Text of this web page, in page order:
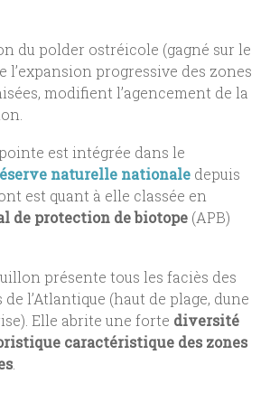
du polder ostréicole (gagné sur le
l’expansion progressive des zones
modifient l’agencement de la
est intégrée dans le
naturelle nationale depuis
est quant à elle classée en
de protection de biotope (APB)
présente tous les faciès des
l’Atlantique (haut de plage, dune
Elle abrite une forte diversité
caractéristique des zones